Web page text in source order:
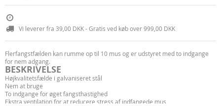
Vi leverer fra 39,00 DKK - Gratis ved køb over 999,00 DKK
Flerfangstfælden kan rumme op til 10 mus og er udstyret med to indgange
for nem adgang.
BESKRIVELSE
Højkvalitetsfælde i galvaniseret stål
Nem at bruge
To indgange for øget fangsthastighed
Ekstra ventilation for at reducere stress af indfangede mus